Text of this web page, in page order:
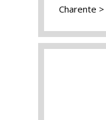
Charente